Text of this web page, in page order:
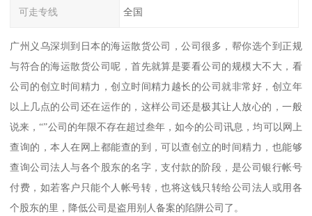
可走专线 全国
广州义乌深圳到日本的海运散货公司，公司很多，帮你选个到正规
与符合的海运散货公司呢，首先就算是要看公司的规模大不大，看
公司的创立时间精力，创立时间精力越长的公司就非常好，创立年
以上几点的公司还在运作的，这样公司还是极其让人放心的，一般
说来，“”公司的年限不存在超过叁年，如今的公司讯息，均可以网上
查询的，本人在网上都能查的到，可以查创立的时间精力，也能够
查询公司法人与各个股东的名字，支付款的阶段，是公司银行帐号
付费，如若客户只能个人帐号转，也将这钱只转给公司法人或用各
个股东的里，降低公司是盗用别人备案的陷阱公司了。